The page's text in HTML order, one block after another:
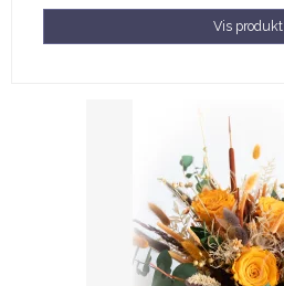
Vis produkt